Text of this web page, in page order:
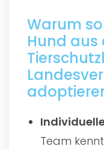
Warum
Hund aus
Team